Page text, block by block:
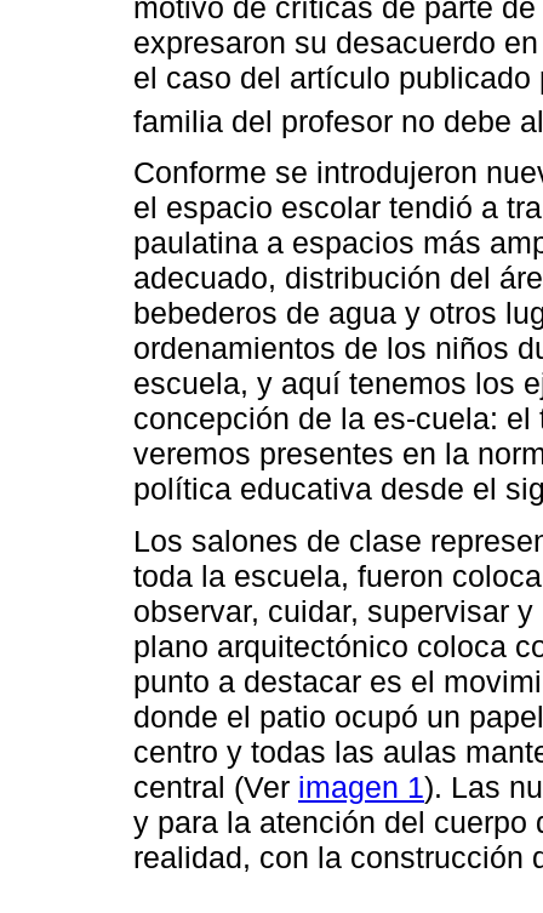
motivo de críticas de parte
expresaron su desacuerdo
el caso del artículo publicado
familia del profesor no debe
Conforme se introdujeron
el espacio escolar tendió a
paulatina a espacios más
adecuado, distribución del
bebederos de agua y otros
ordenamientos de los niños
escuela, y aquí tenemos los
concepción de la es-cuela:
veremos presentes en la
política educativa desde el
Los salones de clase
toda la escuela, fueron
observar, cuidar, supervisar
plano arquitectónico coloca
punto a destacar es el
donde el patio ocupó un
centro y todas las aulas
central (Ver imagen 1). Las
y para la atención del
realidad, con la construcción